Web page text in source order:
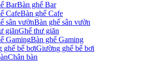
Bàn ghế Bar
Bàn ghế Cafe
Bàn ghế sân vườn
Ghế thư giãn
Bàn ghế Gaming
Giường ghế bể bơi
Chân bàn